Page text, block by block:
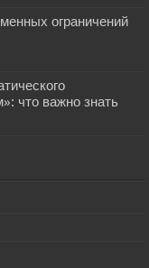
ограничений
что важно знать